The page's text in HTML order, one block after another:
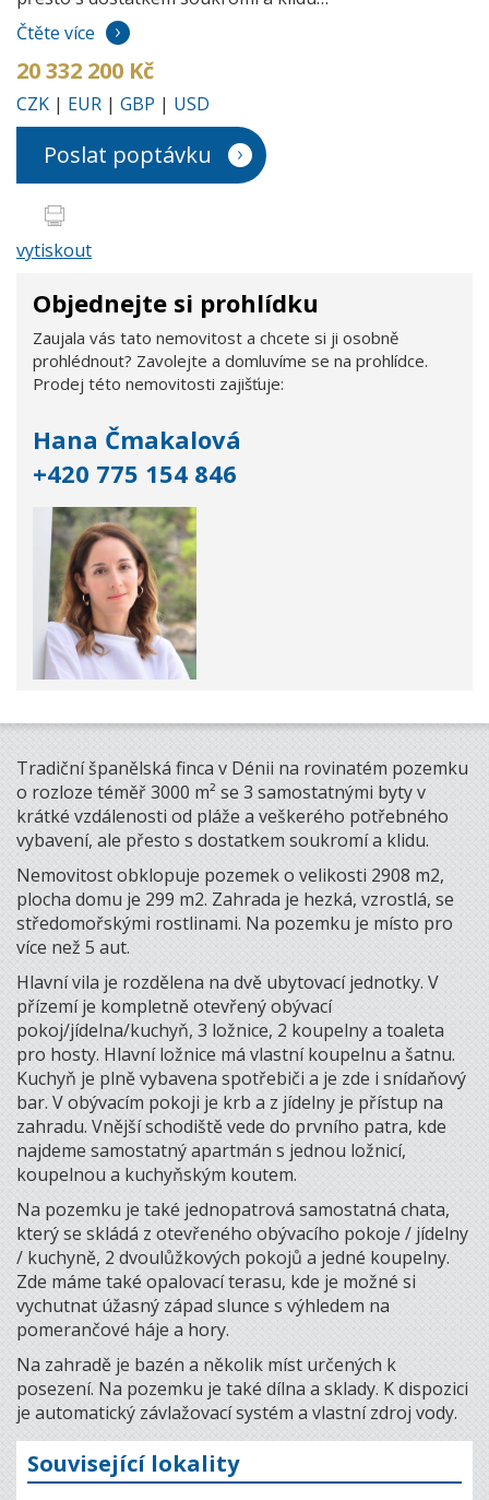
Čtěte více
20 332 200 Kč
CZK | EUR | GBP | USD
Poslat poptávku
vytiskout
Objednejte si prohlídku
Zaujala vás tato nemovitost a chcete si ji osobně
prohlédnout? Zavolejte a domluvíme se na prohlídce.
Prodej této nemovitosti zajišťuje:
Hana Čmakalová
+420 775 154 846
Tradiční španělská finca v Dénii na rovinatém pozemku
o rozloze téměř 3000 m² se 3 samostatnými byty v
krátké vzdálenosti od pláže a veškerého potřebného
vybavení, ale přesto s dostatkem soukromí a klidu.
Nemovitost obklopuje pozemek o velikosti 2908 m2,
plocha domu je 299 m2. Zahrada je hezká, vzrostlá, se
středomořskými rostlinami. Na pozemku je místo pro
více než 5 aut.
Hlavní vila je rozdělena na dvě ubytovací jednotky. V
přízemí je kompletně otevřený obývací
pokoj/jídelna/kuchyň, 3 ložnice, 2 koupelny a toaleta
pro hosty. Hlavní ložnice má vlastní koupelnu a šatnu.
Kuchyň je plně vybavena spotřebiči a je zde i snídaňový
bar. V obývacím pokoji je krb a z jídelny je přístup na
zahradu. Vnější schodiště vede do prvního patra, kde
najdeme samostatný apartmán s jednou ložnicí,
koupelnou a kuchyňským koutem.
Na pozemku je také jednopatrová samostatná chata,
který se skládá z otevřeného obývacího pokoje / jídelny
/ kuchyně, 2 dvoulůžkových pokojů a jedné koupelny.
Zde máme také opalovací terasu, kde je možné si
vychutnat úžasný západ slunce s výhledem na
pomerančové háje a hory.
Na zahradě je bazén a několik míst určených k
posezení. Na pozemku je také dílna a sklady. K dispozici
je automatický závlažovací systém a vlastní zdroj vody.
Související lokality